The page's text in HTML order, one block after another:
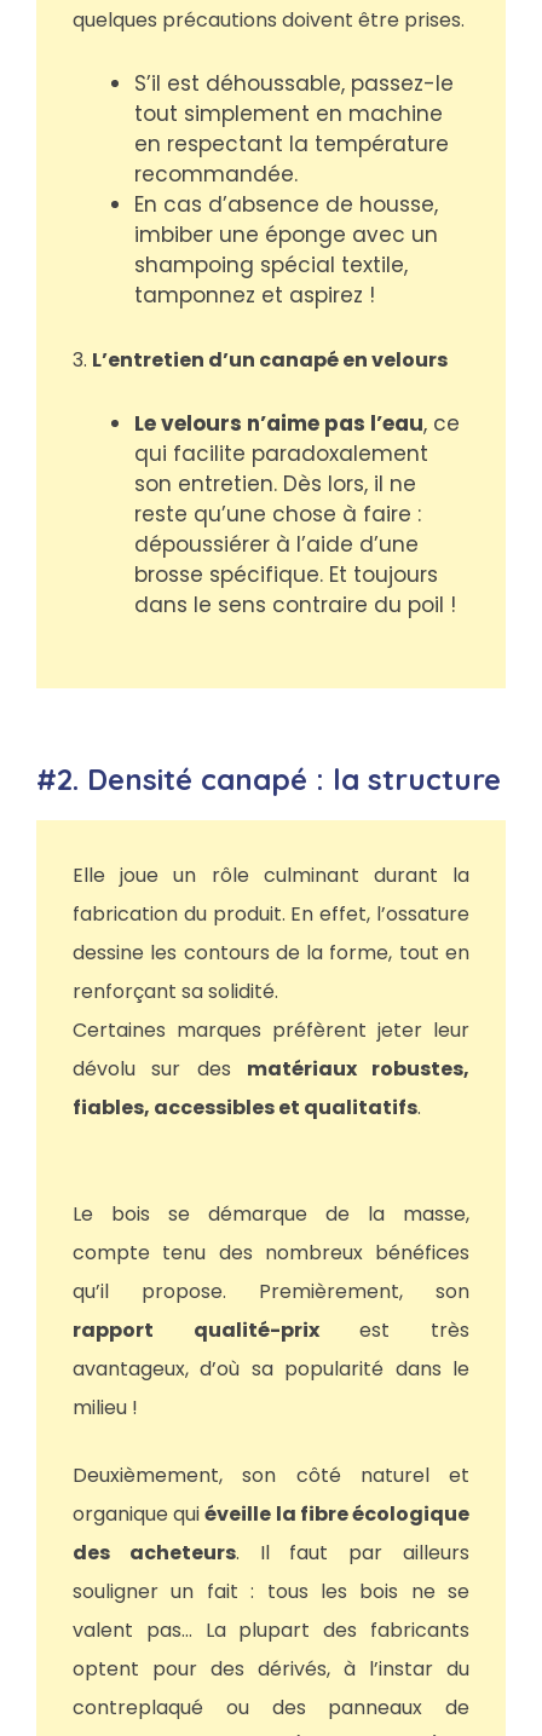
quelques précautions doivent être prises.
S’il est déhoussable, passez-le
tout simplement en machine
en respectant la température
recommandée.
En cas d’absence de housse,
imbiber une éponge avec un
shampoing spécial textile,
tamponnez et aspirez !
3. L’entretien d’un canapé en velours
Le velours n’aime pas l’eau, ce
qui facilite paradoxalement
son entretien. Dès lors, il ne
reste qu’une chose à faire :
dépoussiérer à l’aide d’une
brosse spécifique. Et toujours
dans le sens contraire du poil !
#2. Densité canapé : la structure
Elle joue un rôle culminant durant la
fabrication du produit. En effet, l’ossature
dessine les contours de la forme, tout en
renforçant sa solidité.
Certaines marques préfèrent jeter leur
dévolu sur des matériaux robustes,
fiables, accessibles et qualitatifs.
Le bois se démarque de la masse,
compte tenu des nombreux bénéfices
qu’il propose. Premièrement, son
rapport qualité-prixest très
avantageux, d’où sa popularité dans le
milieu !
Deuxièmement, son côté naturel et
organique quiéveille la fibre écologique
des acheteurs. Il faut par ailleurs
souligner un fait : tous les bois ne se
valent pas… La plupart des fabricants
optent pour des dérivés, à l’instar du
contreplaqué ou des panneaux de